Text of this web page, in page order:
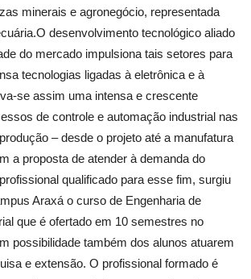
minerais e agronegócio, representada
desenvolvimento tecnológico aliado
do mercado impulsiona tais setores para
tecnologias ligadas à eletrônica e à
se assim uma intensa e crescente
de controle e automação industrial nas
– desde o projeto até a manufatura
a proposta de atender à demanda do
qualificado para esse fim, surgiu
Araxá o curso de Engenharia de
que é ofertado em 10 semestres no
possibilidade também dos alunos atuarem
e extensão. O profissional formado é